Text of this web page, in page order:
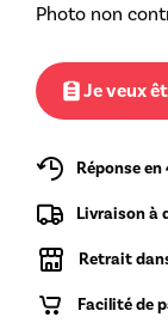
Photo non
Je veux
Réponse
Livraison à
Retrait
Facilité de